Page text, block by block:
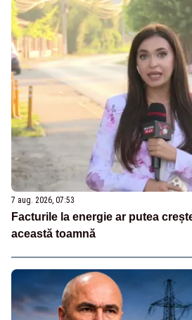
7 aug. 2026, 07:53
Facturile la energie ar putea
această toamnă